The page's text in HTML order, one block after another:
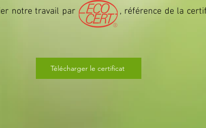
notre travail par , référence de la
Télécharger le certificat